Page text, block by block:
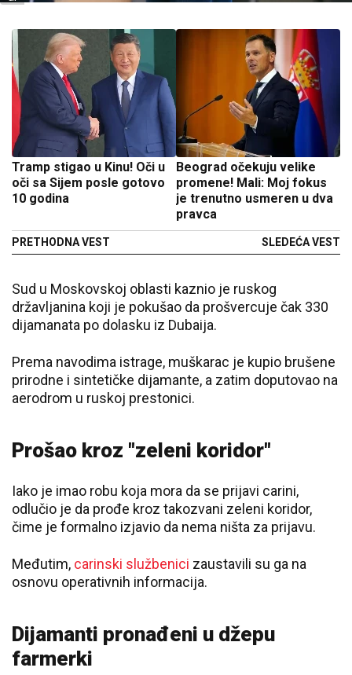
Tramp stigao u Kinu! Oči u
oči sa Sijem posle gotovo
10 godina
PRETHODNA VEST
Beograd očekuju velike
promene! Mali: Moj fokus
je trenutno usmeren u dva
pravca
SLEDEĆA VEST
Sud u Moskovskoj oblasti kaznio je ruskog
državljanina koji je pokušao da prošvercuje čak 330
dijamanata po dolasku iz Dubaija.
Prema navodima istrage, muškarac je kupio brušene
prirodne i sintetičke dijamante, a zatim doputovao na
aerodrom u ruskoj prestonici.
Prošao kroz "zeleni koridor"
Iako je imao robu koja mora da se prijavi carini,
odlučio je da prođe kroz takozvani zeleni koridor,
čime je formalno izjavio da nema ništa za prijavu.
Međutim, carinski službenici zaustavili su ga na
osnovu operativnih informacija.
Dijamanti pronađeni u džepu
farmerki